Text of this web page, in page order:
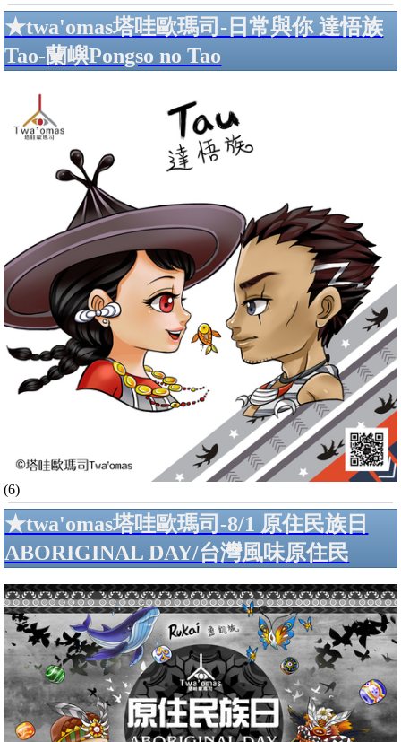
★twa'omas塔哇歐瑪司-日常與你 達悟族
Tao-蘭嶼Pongso no Tao
(6)
★twa'omas塔哇歐瑪司-8/1 原住民族日
ABORIGINAL DAY/台灣風味原住民